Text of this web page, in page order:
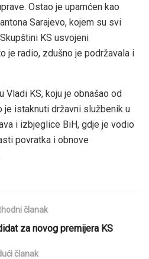
Ostao je upamćen kao
Sarajevo, kojem su svi
KS usvojeni
je radio, zdušno je podržavala i
Vladi KS, koju je obnašao od
je istaknuti državni službenik u
i izbjeglice BiH, gdje je vodio
povratka i obnove
članak
za novog premijera KS
članak